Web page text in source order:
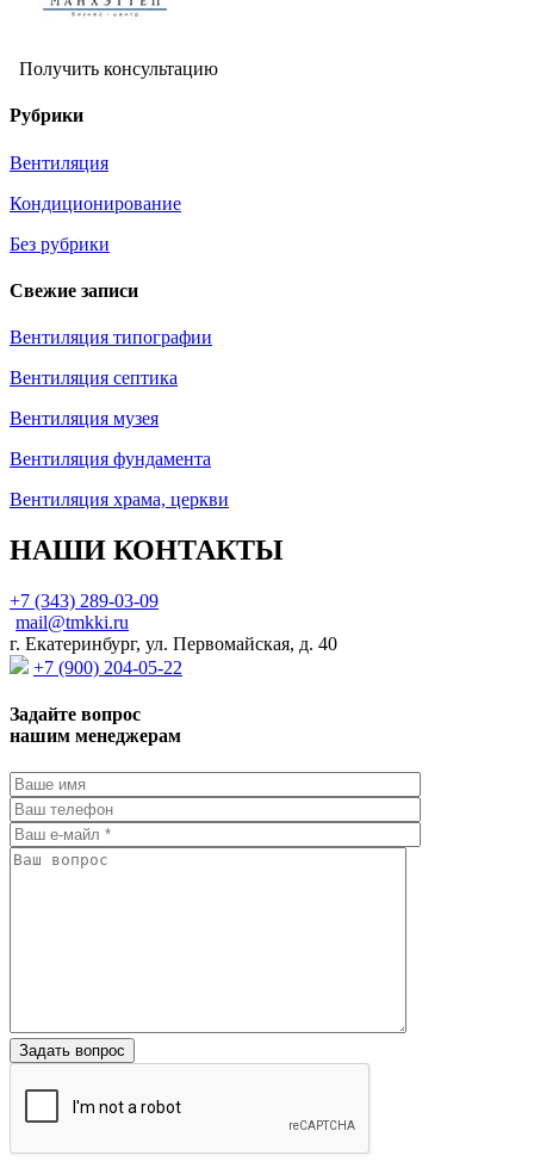
Получить консультацию
Рубрики
Вентиляция
Кондиционирование
Без рубрики
Свежие записи
Вентиляция типографии
Вентиляция септика
Вентиляция музея
Вентиляция фундамента
Вентиляция храма, церкви
НАШИ КОНТАКТЫ
+7 (343) 289-03-09
mail@tmkki.ru
г. Екатеринбург, ул. Первомайская, д. 40
+7 (900) 204-05-22
Задайте вопрос
нашим менеджерам